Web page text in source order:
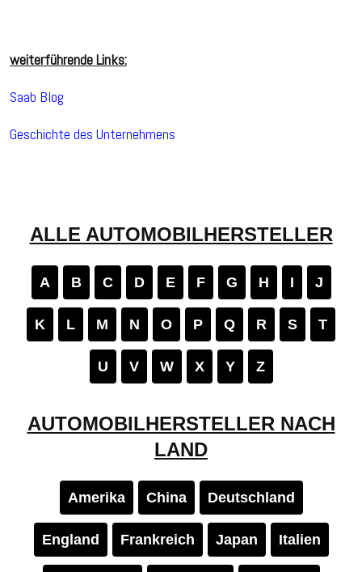
weiterführende Links:
Saab Blog
Geschichte des Unternehmens
ALLE AUTOMOBILHERSTELLER
A B C D E F G H I J
K L M N O P Q R S T
U V W X Y Z
AUTOMOBILHERSTELLER NACH
LAND
Amerika China Deutschland
England Frankreich Japan Italien